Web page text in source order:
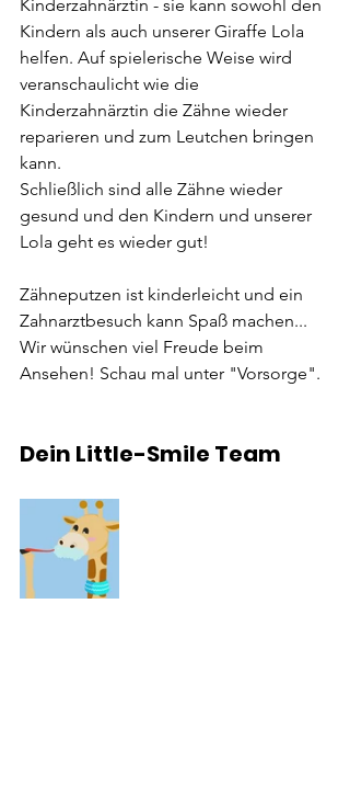
Kinderzahnärztin - sie kann sowohl den
Kindern als auch unserer Giraffe Lola
helfen. Auf spielerische Weise wird
veranschaulicht wie die
Kinderzahnärztin die Zähne wieder
reparieren und zum Leutchen bringen
kann.
Schließlich sind alle Zähne wieder
gesund und den Kindern und unserer
Lola geht es wieder gut!
Zähneputzen ist kinderleicht und ein
Zahnarztbesuch kann Spaß machen...
Wir wünschen viel Freude beim
Ansehen! Schau mal unter "Vorsorge".
Dein Little-Smile Team